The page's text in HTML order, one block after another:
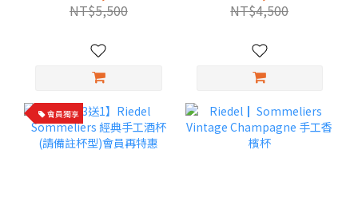
檳杯
NT$5,500
NT$4,500
會員獨享